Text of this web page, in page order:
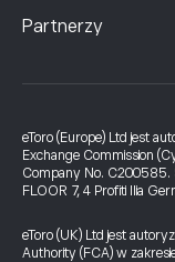
Partnerzy
eToro (Europe) Ltd jest
Exchange Commission
Company No. C200585.
FLOOR 7, 4 Profiti Ilia
eToro (UK) Ltd jest
Authority (FCA) w